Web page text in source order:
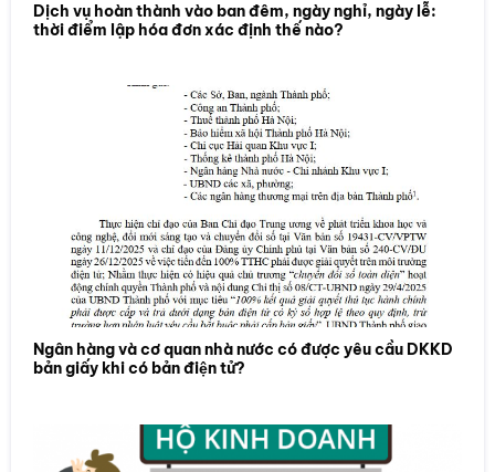
Dịch vụ hoàn thành vào ban đêm, ngày nghỉ, ngày lễ:
thời điểm lập hóa đơn xác định thế nào?
Ngân hàng và cơ quan nhà nước có được yêu cầu DKKD
bản giấy khi có bản điện tử?